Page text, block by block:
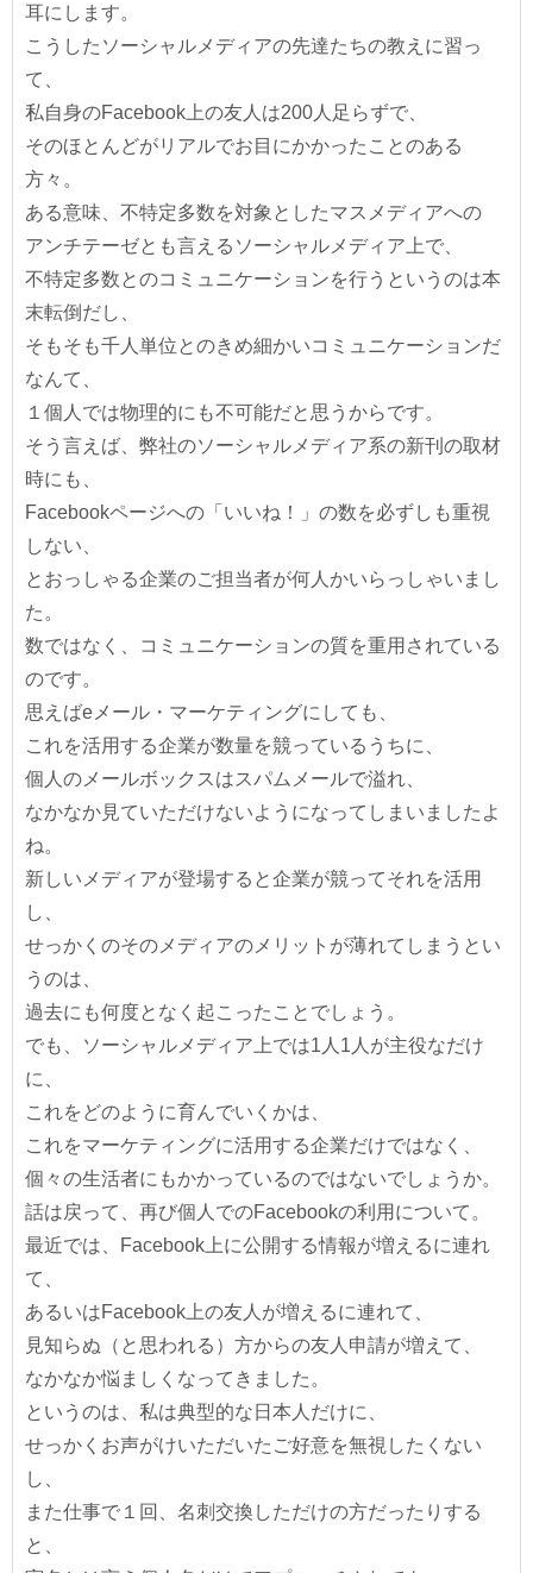
耳にします。
こうしたソーシャルメディアの先達たちの教えに習っ
て、
私自身のFacebook上の友人は200人足らずで、
そのほとんどがリアルでお目にかかったことのある
方々。
ある意味、不特定多数を対象としたマスメディアへの
アンチテーゼとも言えるソーシャルメディア上で、
不特定多数とのコミュニケーションを行うというのは本
末転倒だし、
そもそも千人単位とのきめ細かいコミュニケーションだ
なんて、
１個人では物理的にも不可能だと思うからです。
そう言えば、弊社のソーシャルメディア系の新刊の取材
時にも、
Facebookページへの「いいね！」の数を必ずしも重視
しない、
とおっしゃる企業のご担当者が何人かいらっしゃいまし
た。
数ではなく、コミュニケーションの質を重用されている
のです。
思えばeメール・マーケティングにしても、
これを活用する企業が数量を競っているうちに、
個人のメールボックスはスパムメールで溢れ、
なかなか見ていただけないようになってしまいましたよ
ね。
新しいメディアが登場すると企業が競ってそれを活用
し、
せっかくのそのメディアのメリットが薄れてしまうとい
うのは、
過去にも何度となく起こったことでしょう。
でも、ソーシャルメディア上では1人1人が主役なだけ
に、
これをどのように育んでいくかは、
これをマーケティングに活用する企業だけではなく、
個々の生活者にもかかっているのではないでしょうか。
話は戻って、再び個人でのFacebookの利用について。
最近では、Facebook上に公開する情報が増えるに連れ
て、
あるいはFacebook上の友人が増えるに連れて、
見知らぬ（と思われる）方からの友人申請が増えて、
なかなか悩ましくなってきました。
というのは、私は典型的な日本人だけに、
せっかくお声がけいただいたご好意を無視したくない
し、
また仕事で１回、名刺交換しただけの方だったりする
と、